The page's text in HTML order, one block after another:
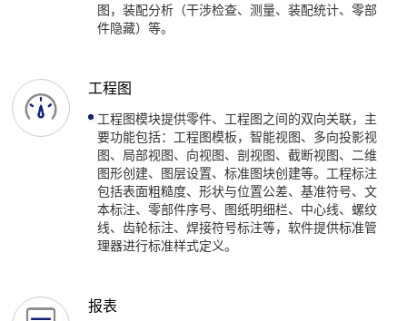
图，装配分析（干涉检查、测量、装配统计、零部
件隐藏）等。
工程图
工程图模块提供零件、工程图之间的双向关联，主
要功能包括：工程图模板，智能视图、多向投影视
图、局部视图、向视图、剖视图、截断视图、二维
图形创建、图层设置、标准图块创建等。工程标注
包括表面粗糙度、形状与位置公差、基准符号、文
本标注、零部件序号、图纸明细栏、中心线、螺纹
线、齿轮标注、焊接符号标注等，软件提供标准管
理器进行标准样式定义。
报表